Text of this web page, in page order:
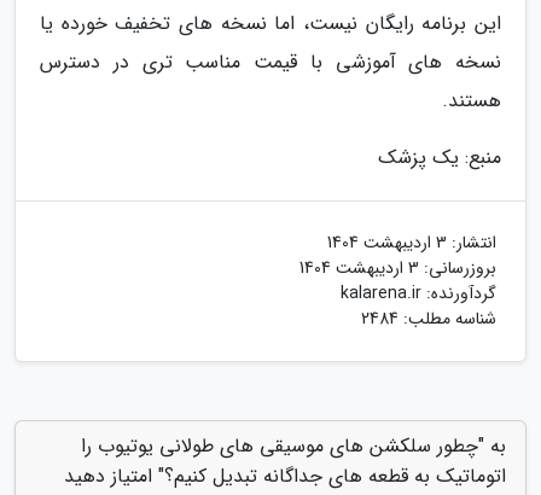
این برنامه رایگان نیست، اما نسخه های تخفیف خورده یا
نسخه های آموزشی با قیمت مناسب تری در دسترس
هستند.
منبع: یک پزشک
انتشار: 3 اردیبهشت 1404
بروزرسانی: 3 اردیبهشت 1404
گردآورنده: kalarena.ir
شناسه مطلب: 2484
به "چطور سلکشن های موسیقی های طولانی یوتیوب را
اتوماتیک به قطعه های جداگانه تبدیل کنیم؟" امتیاز دهید